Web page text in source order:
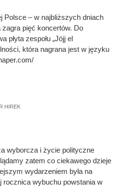
Polsce – w najbliższych dniach
zagra pięć koncertów. Do
płyta zespołu „Jöjj el
która nagrana jest w języku
HIREK
wyborcza i życie polityczne
zatem co ciekawego dzieje
wydarzeniem była na
rocznica wybuchu powstania w